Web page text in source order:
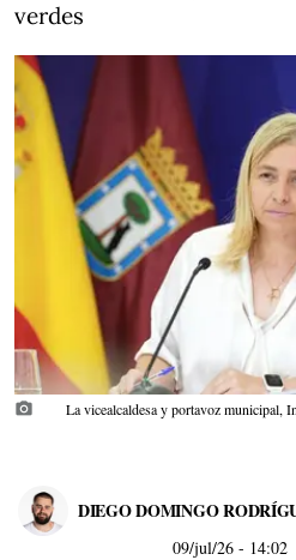
verdes
photo_camera
La vicealcaldesa y portavoz municipal,
DIEGO DOMINGO
09/jul/26 - 14:02